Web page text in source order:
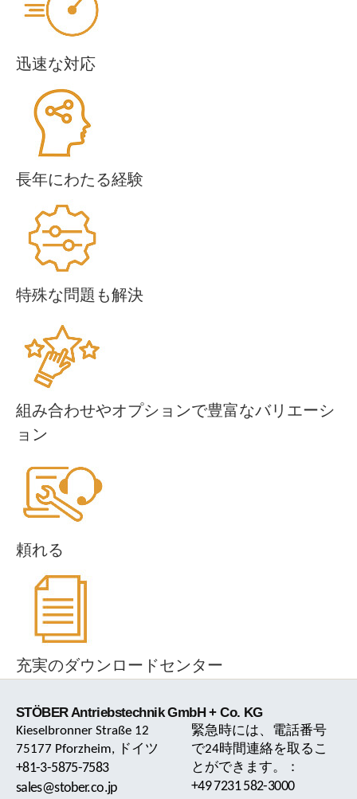
迅速な対応
長年にわたる経験
特殊な問題も解決
組み合わせやオプションで豊富なバリエーシ
ョン
頼れる
充実のダウンロードセンター
STÖBER Antriebstechnik GmbH + Co. KG
Kieselbronner Straße 12
75177 Pforzheim, ドイツ
+81-3-5875-7583
sales@stober.co.jp
緊急時には、電話番号
で24時間連絡を取るこ
とができます。：
+49 7231 582-3000